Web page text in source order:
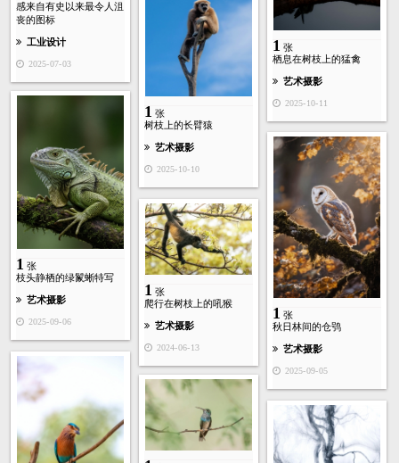
感来自有史以来最令人沮
丧的图标
工业设计
2025-07-03
1 张
栖息在树枝上的猛禽
艺术摄影
2025-10-11
1 张
树枝上的长臂猿
艺术摄影
2025-10-10
1 张
枝头静栖的绿鬣蜥特写
艺术摄影
2025-09-06 1 张
秋日林间的仓鸮
艺术摄影
2025-09-05
1 张
爬行在树枝上的吼猴
艺术摄影
2024-06-13